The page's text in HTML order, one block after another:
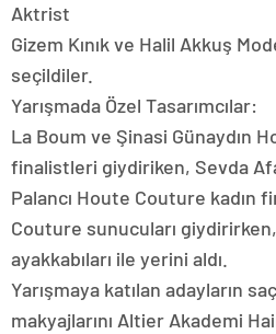
Aktrist
Gizem Kınık ve Halil Akkuş
seçildiler.
Yarışmada Özel Tasarımcılar:
La Boum ve Şinasi Günaydın
finalistleri giydiriken, Sevda
Palancı Houte Couture kadın
Couture sunucuları giydirirken,
ayakkabıları ile yerini aldı.
Yarışmaya katılan adayların
makyajlarını Altier Akademi